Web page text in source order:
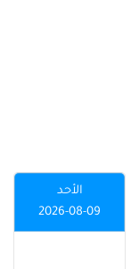
الأحد
2026-08-09